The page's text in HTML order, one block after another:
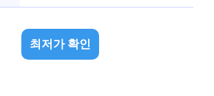
최저가 확인